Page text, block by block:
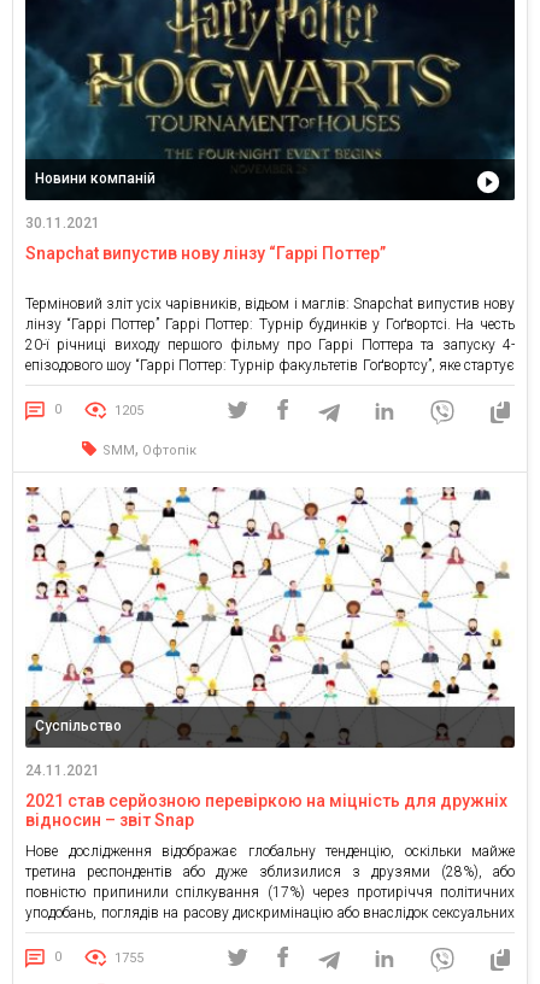
Новини компаній
30.11.2021
Snapchat випустив нову лінзу “Гаррі Поттер”
Терміновий зліт усіх чарівників, відьом і маглів: Snapchat випустив нову
лінзу “Гаррі Поттер” Гаррі Поттер: Турнір будинків у Гоґвортсі. На честь
20-ї річниці виходу першого фільму про Гаррі Поттера та запуску 4-
епізодового шоу “Гаррі Поттер: Турнір факультетів Гоґвортсу”, яке стартує
28 листопада. Завдяки колаборації Snap та Warner Bros., чарівники,
відьми, магли, снепчаттери та інші фанати […]
0 1205
SMM, Офтопік
Суспільство
24.11.2021
2021 став серйозною перевіркою на міцність для дружніх
відносин – звіт Snap
Нове дослідження відображає глобальну тенденцію, оскільки майже
третина респондентів або дуже зблизилися з друзями (28%), або
повністю припинили спілкування (17%) через протиріччя політичних
уподобань, поглядів на расову дискримінацію або внаслідок сексуальних
домагань. Звіт Snap розкриває вплив культурних змін на відносини
цього року: розмови про різні види дискримінації, сексуальні домагання
0 1755